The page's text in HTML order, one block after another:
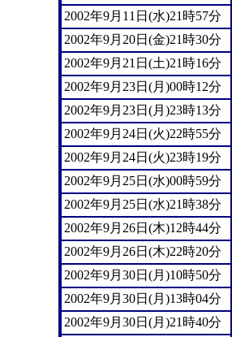
2002年9月11日(水)21時57分
2002年9月20日(金)21時30分
2002年9月21日(土)21時16分
2002年9月23日(月)00時12分
2002年9月23日(月)23時13分
2002年9月24日(火)22時55分
2002年9月24日(火)23時19分
2002年9月25日(水)00時59分
2002年9月25日(水)21時38分
2002年9月26日(木)12時44分
2002年9月26日(木)22時20分
2002年9月30日(月)10時50分
2002年9月30日(月)13時04分
2002年9月30日(月)21時40分